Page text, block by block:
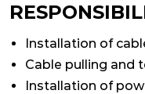
Installation of
Cable pulling and
Installation of